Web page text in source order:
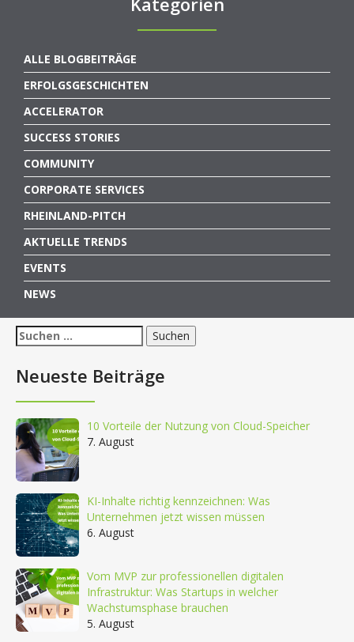
ALLE BLOGBEITRÄGE
ERFOLGSGESCHICHTEN
ACCELERATOR
SUCCESS STORIES
COMMUNITY
CORPORATE SERVICES
RHEINLAND-PITCH
AKTUELLE TRENDS
EVENTS
NEWS
Suchen
nach:
Neueste Beiträge
10 Vorteile der Nutzung von Cloud-Speicher
7. August
KI-Inhalte richtig kennzeichnen: Was
Unternehmen jetzt wissen müssen
6. August
Vom MVP zur professionellen digitalen
Infrastruktur: Was Startups in welcher
Wachstumsphase brauchen
5. August